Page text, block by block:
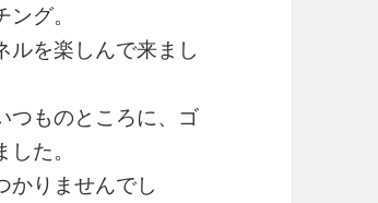
グ。
ルを楽しんで来まし
つものところに、ゴ
た。
かりませんでし